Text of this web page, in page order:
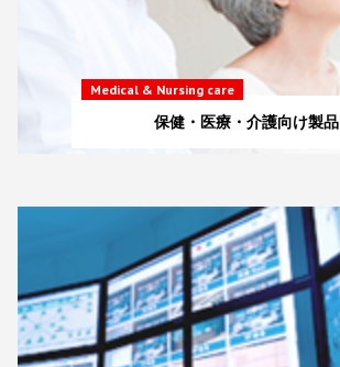
Medical & Nursing care
保健・医療・介護向け製品